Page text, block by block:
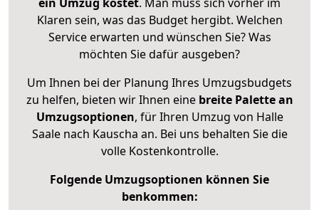
Klaren sein, was das Budget hergibt. Welchen
Service erwarten und wünschen Sie? Was
möchten Sie dafür ausgeben?
Um Ihnen bei der Planung Ihres Umzugsbudgets
zu helfen, bieten wir Ihnen eine breite Palette an
Umzugsoptionen, für Ihren Umzug von Halle
Saale nach Kauscha an. Bei uns behalten Sie die
volle Kostenkontrolle.
Folgende Umzugsoptionen können Sie
benkommen: